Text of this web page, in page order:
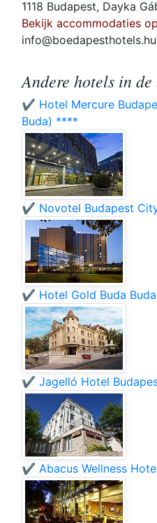
1118 Budapest, Dayka
Bekijk accommodaties
info@boedapesthotels.hu
Andere hotels in
✔️ Hotel Mercure
Buda) ****
✔️ Novotel Budapest
✔️ Hotel Gold Buda
✔️ Jagelló Hotel
✔️ Abacus Wellness